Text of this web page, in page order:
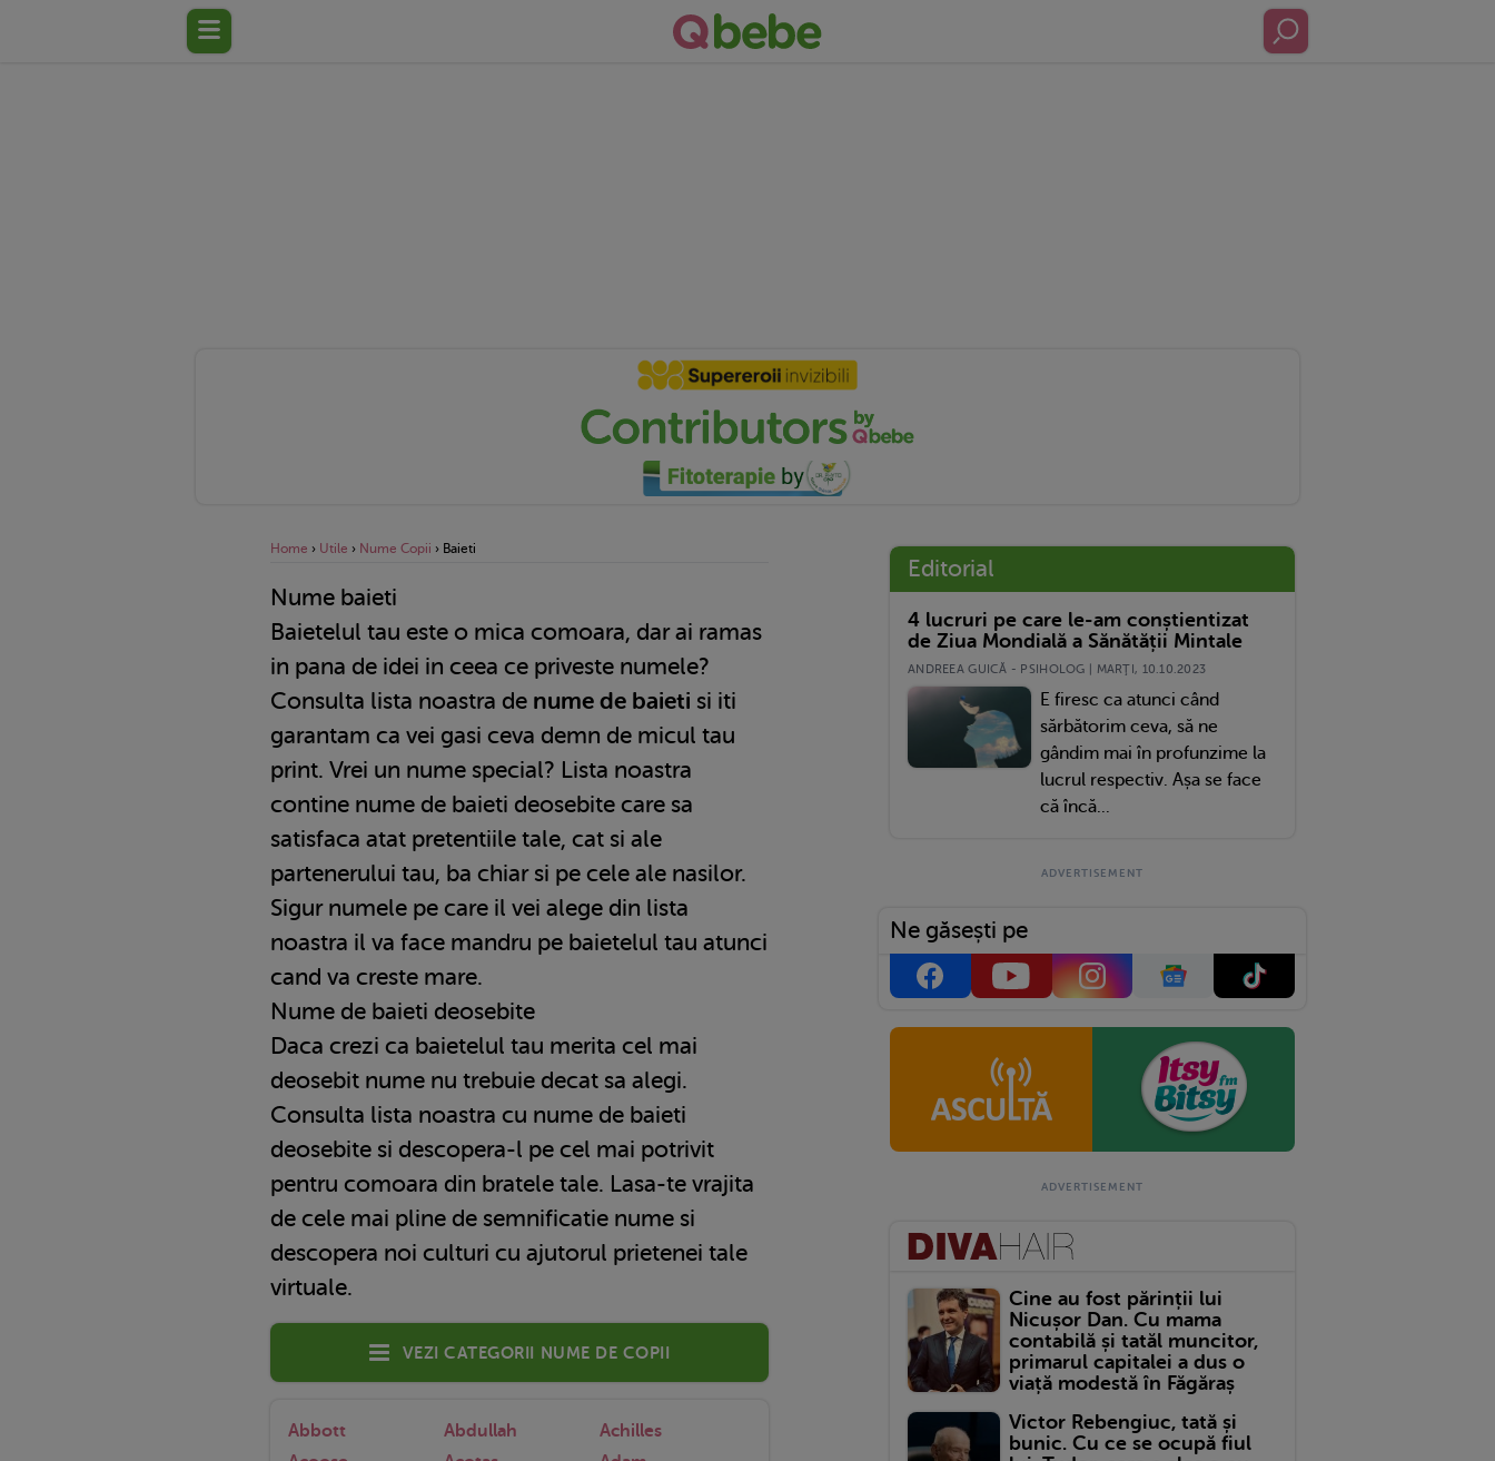
Home › Utile › Nume Copii › Baieti
Nume baieti
Baietelul tau este o mica comoara, dar ai ramas
in pana de idei in ceea ce priveste numele?
Consulta lista noastra de nume de baieti si iti
garantam ca vei gasi ceva demn de micul tau
print. Vrei un nume special? Lista noastra
contine nume de baieti deosebite care sa
satisfaca atat pretentiile tale, cat si ale
partenerului tau, ba chiar si pe cele ale nasilor.
Sigur numele pe care il vei alege din lista
noastra il va face mandru pe baietelul tau atunci
cand va creste mare.
Nume de baieti deosebite
Daca crezi ca baietelul tau merita cel mai
deosebit nume nu trebuie decat sa alegi.
Consulta lista noastra cu nume de baieti
deosebite si descopera-l pe cel mai potrivit
pentru comoara din bratele tale. Lasa-te vrajita
de cele mai pline de semnificatie nume si
descopera noi culturi cu ajutorul prietenei tale
virtuale.
Vezi categorii nume de copii
Abbott Abdullah
Achilles
Editorial
4 lucruri pe care le-am conștientizat
de Ziua Mondială a Sănătății Mintale
ANDREEA GUICĂ - PSIHOLOG | MARŢI, 10.10.2023
E firesc ca atunci când
sărbătorim ceva, să ne
gândim mai în profunzime la
lucrul respectiv. Așa se face
că încă...
Ne găsești pe
Cine au fost părinții lui
Nicușor Dan. Cu mama
contabilă și tatăl muncitor,
primarul capitalei a dus o
viață modestă în Făgăraș
Victor Rebengiuc, tată și
bunic. Cu ce se ocupă fiul